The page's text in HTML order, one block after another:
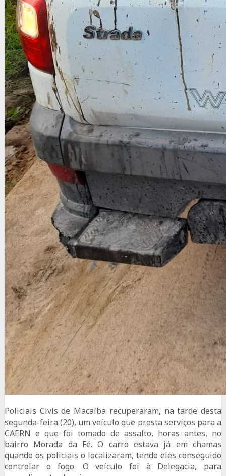
Policiais Civis de Macaíba recuperaram, na tarde desta
segunda-feira (20), um veículo que presta serviços para a
CAERN e que foi tomado de assalto, horas antes, no
bairro Morada da Fé. O carro estava já em chamas
quando os policiais o localizaram, tendo eles conseguido
controlar o fogo. O veículo foi à Delegacia, para